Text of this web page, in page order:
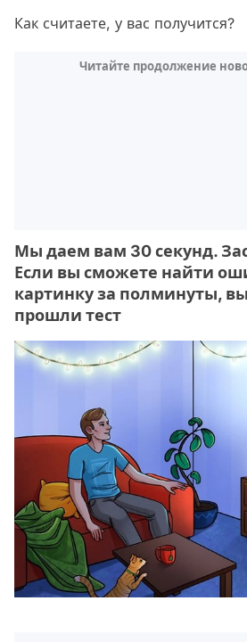
Как считаете, у вас получится?
Читайте продолжение
Мы даем вам 30 секунд.
Если вы сможете найти
картинку за полминуты,
прошли тест